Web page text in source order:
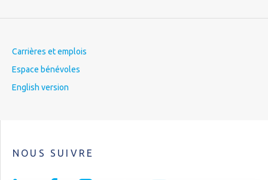
Carrières et emplois
Espace bénévoles
English version
NOUS SUIVRE